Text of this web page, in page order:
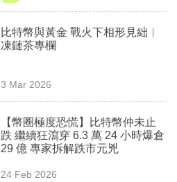
比特幣與黃金 戰火下相形見絀︳
凍鏈茶專欄
3 Mar 2026
【幣圈極度恐慌】比特幣仲未止
跌 繼續狂瀉穿 6.3 萬 24 小時爆倉
29 億 專家拆解跌市元兇
24 Feb 2026